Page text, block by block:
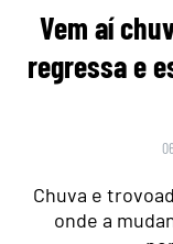
Vem aí
regressa e
Chuva e
onde a